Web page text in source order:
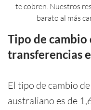
te cobren. Nuestros
barato al más
Tipo de
transferencias
El tipo de cambio
australiano es de